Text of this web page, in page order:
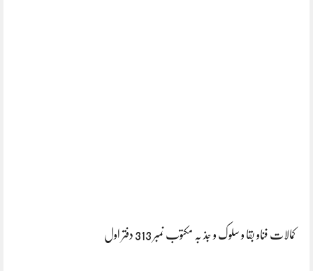
کمالات فناو بقا و سلوک و جذ بہ مکتوب نمبر 313 دفتر اول